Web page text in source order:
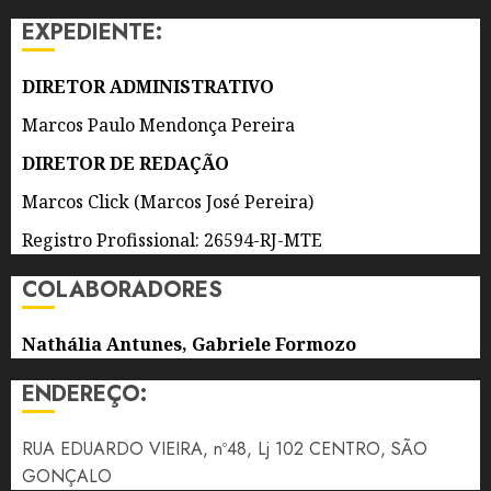
ATRAÇÕES
6 DE
DE 2026
EXPEDIENTE:
DIRETOR ADMINISTRATIVO
Marcos Paulo Mendonça Pereira
DIRETOR DE REDAÇÃO
Marcos Click (Marcos José Pereira)
Registro Profissional: 26594-RJ-MTE
COLABORADORES
Nathália Antunes, Gabriele Formozo
ENDEREÇO:
RUA EDUARDO VIEIRA, nº48, Lj 102 CENTRO, SÃO
GONÇALO